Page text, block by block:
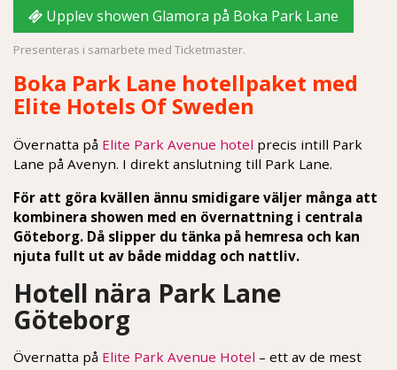
Upplev showen Glamora på Boka Park Lane
Presenteras i samarbete med Ticketmaster.
Boka Park Lane hotellpaket med
Elite Hotels Of Sweden
Övernatta på Elite Park Avenue hotel precis intill Park
Lane på Avenyn. I direkt anslutning till Park Lane.
För att göra kvällen ännu smidigare väljer många att
kombinera showen med en övernattning i centrala
Göteborg. Då slipper du tänka på hemresa och kan
njuta fullt ut av både middag och nattliv.
Hotell nära Park Lane
Göteborg
Övernatta på Elite Park Avenue Hotel – ett av de mest